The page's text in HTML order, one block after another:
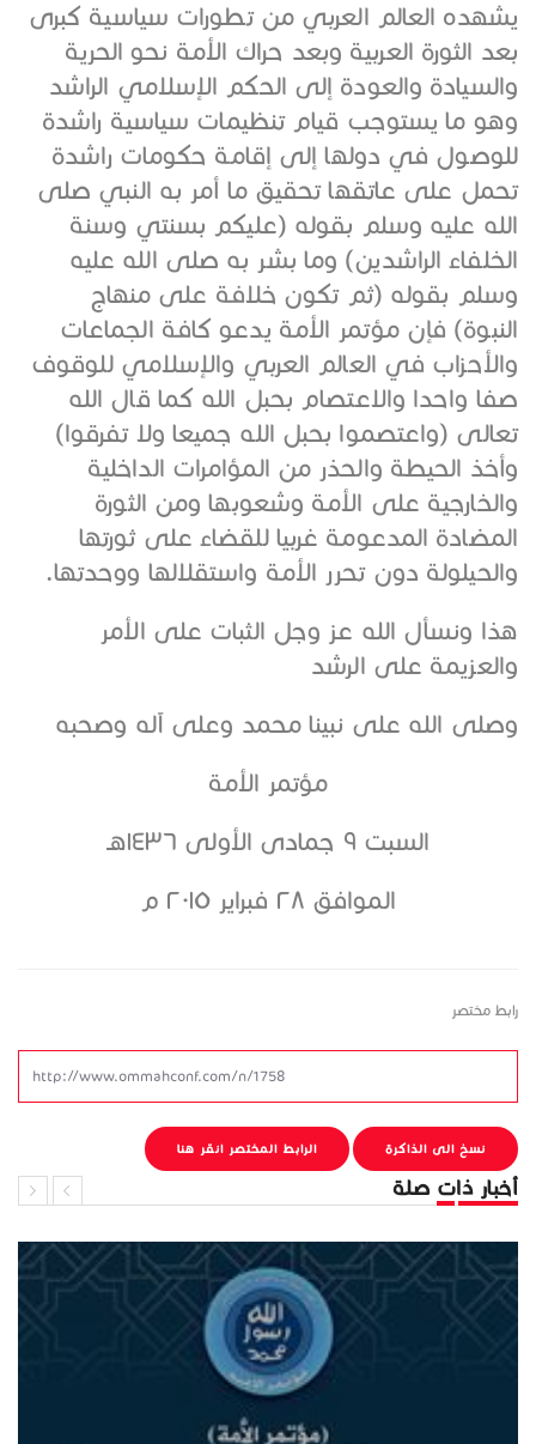
يشهده العالم العربي من تطورات سياسية كبرى
بعد الثورة العربية وبعد حراك الأمة نحو الحرية
والسيادة والعودة إلى الحكم الإسلامي الراشد
وهو ما يستوجب قيام تنظيمات سياسية راشدة
للوصول في دولها إلى إقامة حكومات راشدة
تحمل على عاتقها تحقيق ما أمر به النبي صلى
الله عليه وسلم بقوله (عليكم بسنتي وسنة
الخلفاء الراشدين) وما بشر به صلى الله عليه
وسلم بقوله (ثم تكون خلافة على منهاج
النبوة) فإن مؤتمر الأمة يدعو كافة الجماعات
والأحزاب في العالم العربي والإسلامي للوقوف
صفا واحدا والاعتصام بحبل الله كما قال الله
تعالى (واعتصموا بحبل الله جميعا ولا تفرقوا)
وأخذ الحيطة والحذر من المؤامرات الداخلية
والخارجية على الأمة وشعوبها ومن الثورة
المضادة المدعومة غربيا للقضاء على ثورتها
والحيلولة دون تحرر الأمة واستقلالها ووحدتها.
هذا ونسأل الله عز وجل الثبات على الأمر
والعزيمة على الرشد
وصلى الله على نبينا محمد وعلى آله وصحبه
مؤتمر الأمة
السبت ٩ جمادى الأولى ١٤٣٦هـ
الموافق ٢٨ فبراير ٢٠١٥ م
رابط مختصر
نسخ الى الذاكرة الرابط المختصر انقر هنا
أخبار ذات صلة